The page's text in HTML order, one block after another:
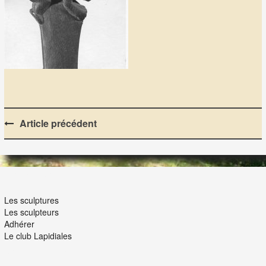
Post
navigation
Article précédent
Les sculptures
Les sculpteurs
Adhérer
Le club Lapidiales